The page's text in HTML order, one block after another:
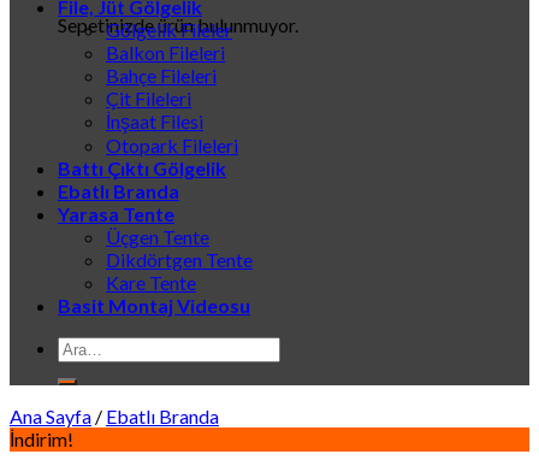
Sepetinizde ürün bulunmuyor.
File, Jüt Gölgelik
Gölgelik Fileler
Balkon Fileleri
Bahçe Fileleri
Çit Fileleri
İnşaat Filesi
Otopark Fileleri
Battı Çıktı Gölgelik
Ebatlı Branda
Yarasa Tente
Üçgen Tente
Dikdörtgen Tente
Kare Tente
Basit Montaj Videosu
Ara:
Ana Sayfa / Ebatlı Branda
İndirim!